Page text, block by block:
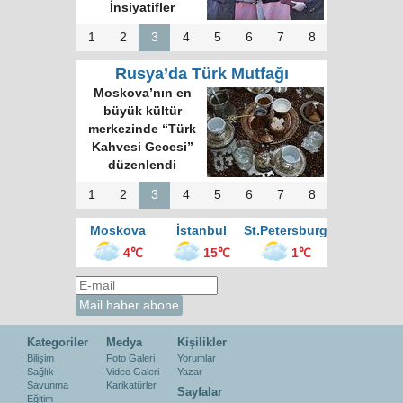
İnsiyatifler
1 2 3 4 5 6 7 8
Rusya’da Türk Mutfağı
Moskova’nın en
büyük kültür
merkezinde “Türk
Kahvesi Gecesi”
düzenlendi
1 2 3 4 5 6 7 8
Moskova İstanbul
St.Petersburg
4℃
15℃ 1℃
Kategoriler
Bilişim
Sağlık
Savunma
Eğitim
Medya
Foto Galeri
Video Galeri
Karikatürler
Kişilikler
Yorumlar
Yazar
Sayfalar